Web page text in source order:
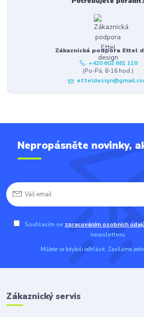
Zákaznická podpora Ettel
+420 602 681 118
(Po-Pá, 8-16 hod.)
Nepropásněte novinky,
Souhlasím se zpracováním osobních
newsletteru.
Můžete se kdykoli odhlásit. Zasíláme
Zákaznický servis